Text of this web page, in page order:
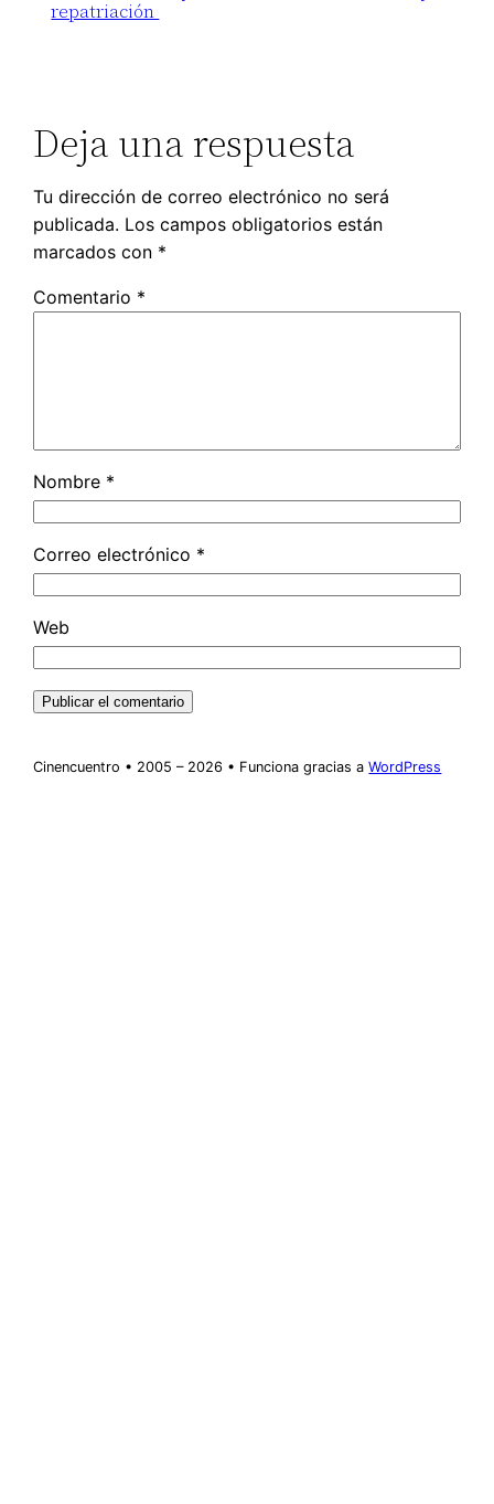
repatriación
Deja una respuesta
Tu dirección de correo electrónico no será
publicada. Los campos obligatorios están
marcados con *
Comentario *
Nombre *
Correo electrónico *
Web
Cinencuentro • 2005 – 2026 • Funciona gracias aWordPress